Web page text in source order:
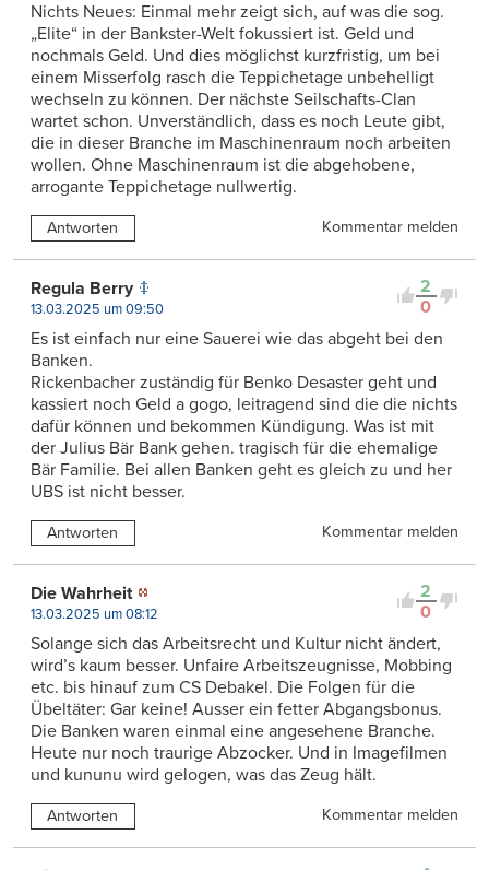
Nichts Neues: Einmal mehr zeigt sich, auf was die sog.
„Elite“ in der Bankster-Welt fokussiert ist. Geld und
nochmals Geld. Und dies möglichst kurzfristig, um bei
einem Misserfolg rasch die Teppichetage unbehelligt
wechseln zu können. Der nächste Seilschafts-Clan
wartet schon. Unverständlich, dass es noch Leute gibt,
die in dieser Branche im Maschinenraum noch arbeiten
wollen. Ohne Maschinenraum ist die abgehobene,
arrogante Teppichetage nullwertig.
Antworten Kommentar melden
2
0
Regula Berry
13.03.2025 um 09:50
Es ist einfach nur eine Sauerei wie das abgeht bei den
Banken.
Rickenbacher zuständig für Benko Desaster geht und
kassiert noch Geld a gogo, leitragend sind die die nichts
dafür können und bekommen Kündigung. Was ist mit
der Julius Bär Bank gehen. tragisch für die ehemalige
Bär Familie. Bei allen Banken geht es gleich zu und her
UBS ist nicht besser.
Antworten Kommentar melden
2
0
Die Wahrheit
13.03.2025 um 08:12
Solange sich das Arbeitsrecht und Kultur nicht ändert,
wird’s kaum besser. Unfaire Arbeitszeugnisse, Mobbing
etc. bis hinauf zum CS Debakel. Die Folgen für die
Übeltäter: Gar keine! Ausser ein fetter Abgangsbonus.
Die Banken waren einmal eine angesehene Branche.
Heute nur noch traurige Abzocker. Und in Imagefilmen
und kununu wird gelogen, was das Zeug hält.
Antworten Kommentar melden